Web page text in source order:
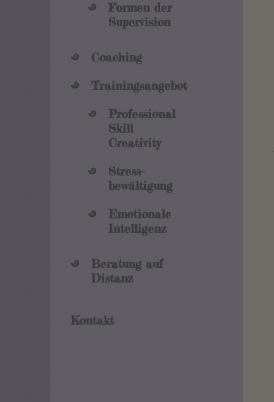
Formen der
Supervision
Coaching
Trainings­angebot
Professional
Skill
Creativity
Stress­
bewältigung
Emotionale
Intelligenz
Beratung auf
Distanz
Kontakt